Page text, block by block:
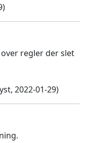
regler der slet
2022-01-29)